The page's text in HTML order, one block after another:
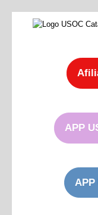
APP
APP